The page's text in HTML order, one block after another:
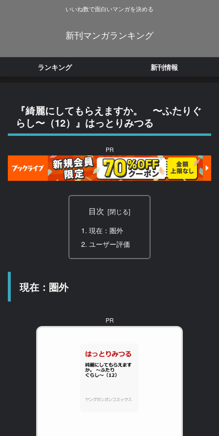
いいね数で面白いマンガを決める
新刊マンガランキング
ランキング 新刊情報
『綺麗にしてもらえますか。 〜ふたりぐ
らし〜（12）』はっとりみつる
PR
目次
現在：圏外
ユーザー評価
現在：圏外
PR